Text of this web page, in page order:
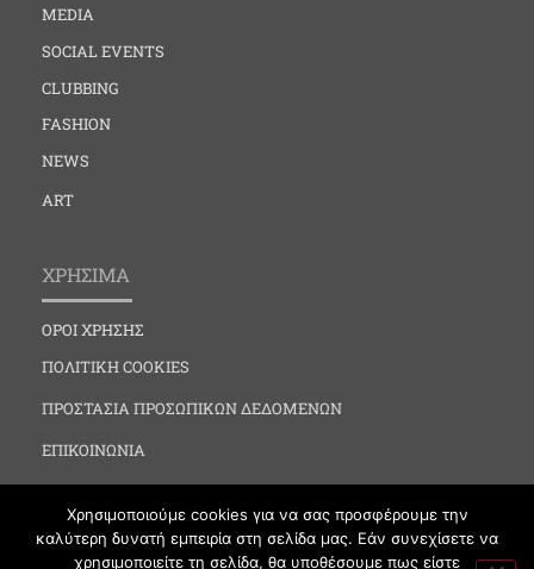
MEDIA
SOCIAL EVENTS
CLUBBING
FASHION
NEWS
ART
ΧΡΗΣΙΜΑ
ΟΡΟΙ ΧΡΗΣΗΣ
ΠΟΛΙΤΙΚΗ COOKIES
ΠΡΟΣΤΑΣΙΑ ΠΡΟΣΩΠΙΚΩΝ ΔΕΔΟΜΕΝΩΝ
ΕΠΙΚΟΙΝΩΝΙΑ
Χρησιμοποιούμε cookies για να σας προσφέρουμε την
καλύτερη δυνατή εμπειρία στη σελίδα μας. Εάν συνεχίσετε να
χρησιμοποιείτε τη σελίδα, θα υποθέσουμε πως είστε